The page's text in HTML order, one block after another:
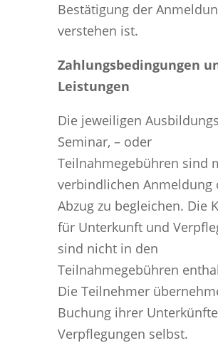
Bestätigung der
verstehen ist.
Zahlungsbedingungen
Leistungen
Die jeweiligen
Seminar, – oder
Teilnahmegebühren sind
verbindlichen Anmeldung
Abzug zu begleichen. Die
für Unterkunft und
sind nicht in den
Teilnahmegebühren
Die Teilnehmer
Buchung ihrer
Verpflegungen selbst.